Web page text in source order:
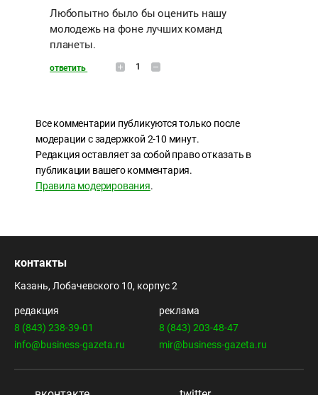
Любопытно было бы оценить нашу
молодежь на фоне лучших команд
планеты.
ответить 1
Все комментарии публикуются только после
модерации с задержкой 2-10 минут.
Редакция оставляет за собой право отказать в
публикации вашего комментария.
Правила модерирования.
контакты
Казань, Лобачевского 10, корпус 2
редакция
8 (843) 238-39-01
info@business-gazeta.ru
реклама
8 (843) 203-48-47
mir@business-gazeta.ru